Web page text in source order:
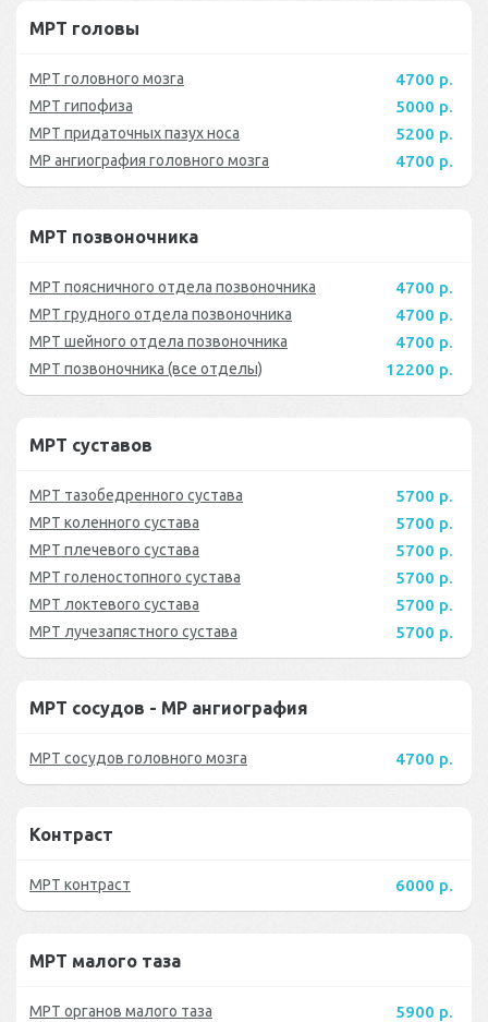
МРТ головы
МРТ головного мозга 4700 р.
МРТ гипофиза 5000 р.
МРТ придаточных пазух носа 5200 р.
МР ангиография головного мозга 4700 р.
МРТ позвоночника
МРТ поясничного отдела позвоночника 4700 р.
МРТ грудного отдела позвоночника 4700 р.
МРТ шейного отдела позвоночника 4700 р.
МРТ позвоночника (все отделы) 12200 р.
МРТ суставов
МРТ тазобедренного сустава 5700 р.
МРТ коленного сустава 5700 р.
МРТ плечевого сустава 5700 р.
МРТ голеностопного сустава 5700 р.
МРТ локтевого сустава 5700 р.
МРТ лучезапястного сустава 5700 р.
МРТ сосудов - МР ангиография
МРТ сосудов головного мозга 4700 р.
Контраст
МРТ контраст 6000 р.
МРТ малого таза
МРТ органов малого таза 5900 р.